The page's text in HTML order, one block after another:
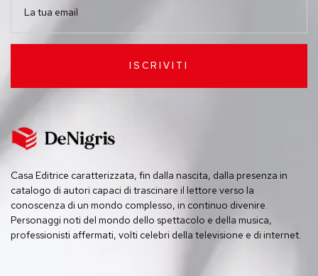
ISCRIVITI
Casa Editrice caratterizzata, fin dalla nascita, dalla presenza in
catalogo di autori capaci di trascinare il lettore verso la
conoscenza di un mondo complesso, in continuo divenire.
Personaggi noti del mondo dello spettacolo e della musica,
professionisti affermati, volti celebri della televisione e di internet.